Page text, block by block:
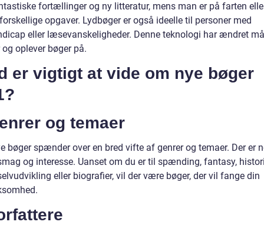
fortællinger og ny litteratur, mens man er på farten
opgaver. Lydbøger er også ideelle til personer med
eller læsevanskeligheder. Denne teknologi har ændret
oplever bøger på.
er vigtigt at vide om nye bøger
og temaer
bøger spænder over en bred vifte af genrer og temaer. Der er
og interesse. Uanset om du er til spænding, fantasy,
eller biografier, vil der være bøger, der vil fange din